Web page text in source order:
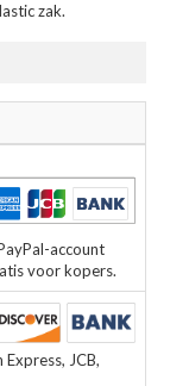
zak.
account
voor kopers.
JCB,